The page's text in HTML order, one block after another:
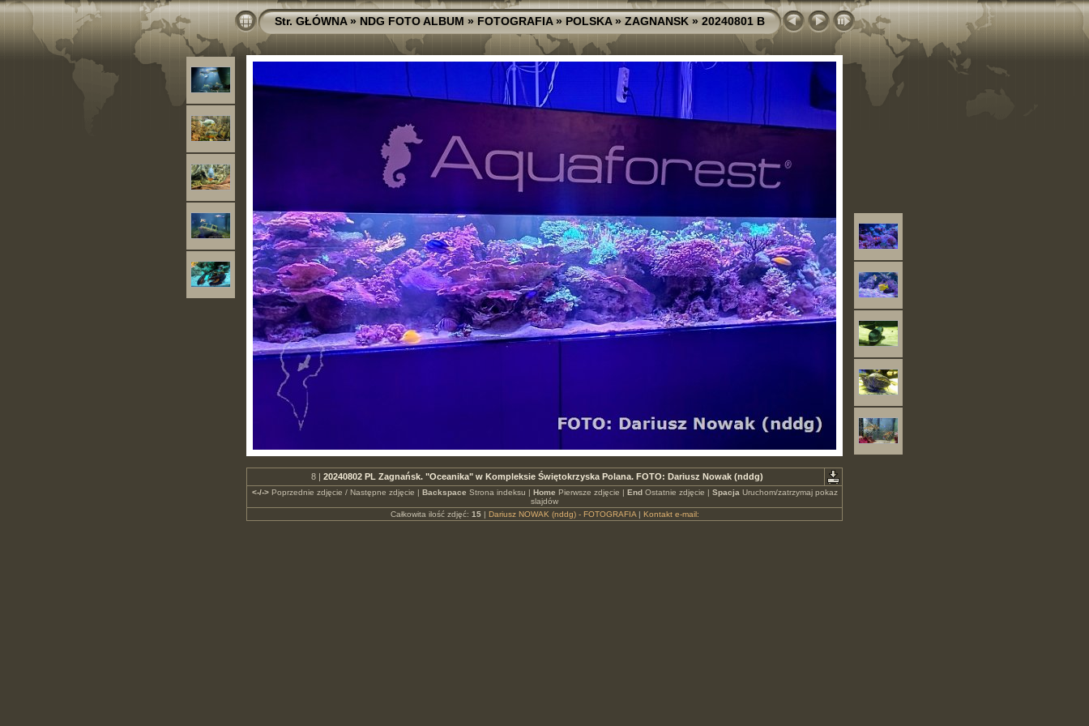
Str. GŁÓWNA»NDG FOTO ALBUM»FOTOGRAFIA»POLSKA»ZAGNANSK»20240801 B
8 | 20240802 PL Zagnańsk. "Oceanika" w Kompleksie Świętokrzyska Polana. FOTO: Dariusz Nowak (nddg)
<-/->Poprzednie zdjęcie / Następne zdjęcie | Backspace Strona indeksu | Home Pierwsze zdjęcie | EndOstatnie zdjęcie | Spacja Uruchom/zatrzymaj pokaz
slajdów
Całkowita ilość zdjęć: 15| Dariusz NOWAK (nddg) - FOTOGRAFIA| Kontakt e-mail: